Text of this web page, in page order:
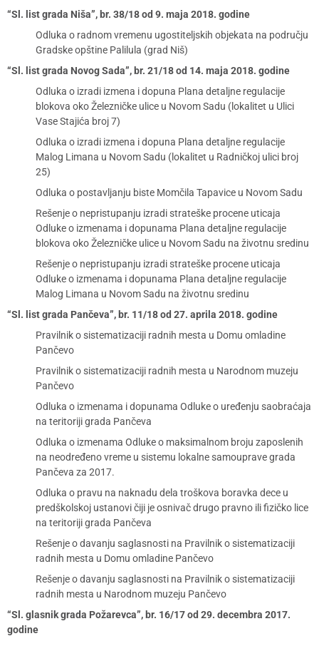
“Sl. list grada Niša”, br. 38/18 od 9. maja 2018. godine
Odluka o radnom vremenu ugostiteljskih objekata na području
Gradske opštine Palilula (grad Niš)
“Sl. list grada Novog Sada”, br. 21/18 od 14. maja 2018. godine
Odluka o izradi izmena i dopuna Plana detaljne regulacije
blokova oko Železničke ulice u Novom Sadu (lokalitet u Ulici
Vase Stajića broj 7)
Odluka o izradi izmena i dopuna Plana detaljne regulacije
Malog Limana u Novom Sadu (lokalitet u Radničkoj ulici broj
25)
Odluka o postavljanju biste Momčila Tapavice u Novom Sadu
Rešenje o nepristupanju izradi strateške procene uticaja
Odluke o izmenama i dopunama Plana detaljne regulacije
blokova oko Železničke ulice u Novom Sadu na životnu sredinu
Rešenje o nepristupanju izradi strateške procene uticaja
Odluke o izmenama i dopunama Plana detaljne regulacije
Malog Limana u Novom Sadu na životnu sredinu
“Sl. list grada Pančeva”, br. 11/18 od 27. aprila 2018. godine
Pravilnik o sistematizaciji radnih mesta u Domu omladine
Pančevo
Pravilnik o sistematizaciji radnih mesta u Narodnom muzeju
Pančevo
Odluka o izmenama i dopunama Odluke o uređenju saobraćaja
na teritoriji grada Pančeva
Odluka o izmenama Odluke o maksimalnom broju zaposlenih
na neodređeno vreme u sistemu lokalne samouprave grada
Pančeva za 2017.
Odluka o pravu na naknadu dela troškova boravka dece u
predškolskoj ustanovi čiji je osnivač drugo pravno ili fizičko lice
na teritoriji grada Pančeva
Rešenje o davanju saglasnosti na Pravilnik o sistematizaciji
radnih mesta u Domu omladine Pančevo
Rešenje o davanju saglasnosti na Pravilnik o sistematizaciji
radnih mesta u Narodnom muzeju Pančevo
“Sl. glasnik grada Požarevca”, br. 16/17 od 29. decembra 2017.
godine